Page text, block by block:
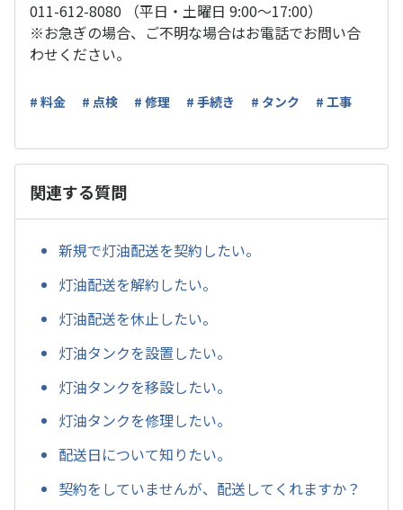
011-612-8080 （平日・土曜日 9:00～17:00）
※お急ぎの場合、ご不明な場合はお電話でお問い合
わせください。
# 料金 # 点検 # 修理 # 手続き # タンク # 工事
関連する質問
新規で灯油配送を契約したい。
灯油配送を解約したい。
灯油配送を休止したい。
灯油タンクを設置したい。
灯油タンクを移設したい。
灯油タンクを修理したい。
配送日について知りたい。
契約をしていませんが、配送してくれますか？